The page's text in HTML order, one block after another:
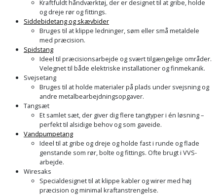
Kraftfuldt håndværktøj, der er designet til at gribe, holde
og dreje rør og fittings.
Siddebidetang og skævbider
Bruges til at klippe ledninger, søm eller små metaldele
med præcision.
Spidstang
Ideel til præcisionsarbejde og svært tilgængelige områder.
Velegnet til både elektriske installationer og finmekanik.
Svejsetang
Bruges til at holde materialer på plads under svejsning og
andre metalbearbejdningsopgaver.
Tangsæt
Et samlet sæt, der giver dig flere tangtyper i én løsning –
perfekt til alsidige behov og som gaveide.
Vandpumpetang
Ideel til at gribe og dreje og holde fast i runde og flade
genstande som rør, bolte og fittings. Ofte brugt i VVS-
arbejde.
Wiresaks
Specialdesignet til at klippe kabler og wirer med høj
præcision og minimal kraftanstrengelse.